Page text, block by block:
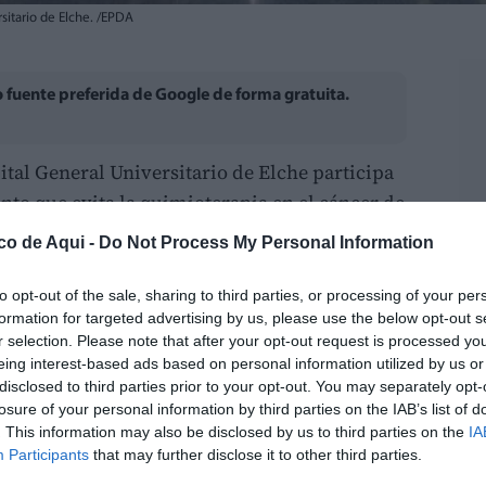
de Aqui - Do Not Process My Personal Information
opt-out of the sale, sharing to third parties, or processing of your
for targeted advertising by us, please use the below opt-out
selection. Please note that after your opt-out request is processed
interest-based ads based on personal information utilized by us
to third parties prior to your opt-out. You may separately
of your personal information by third parties on the IAB’s list of
This information may also be disclosed by us to third parties on the
Participants that may further disclose it to other third parties.
de Elche. /EPDA
fuente preferida de Google de forma gratuita.
General Universitario de Elche participa
que evita la quimioterapia en el cáncer de
El hospital lleva 4 años
12 hospitales, centros oncológicos e
Canadá y EE.UU.
publicada en la prestigiosa revista
en el desarrollo de un anticuerpo
que ha demostrado ser
que ya han pasado por múltiples líneas de